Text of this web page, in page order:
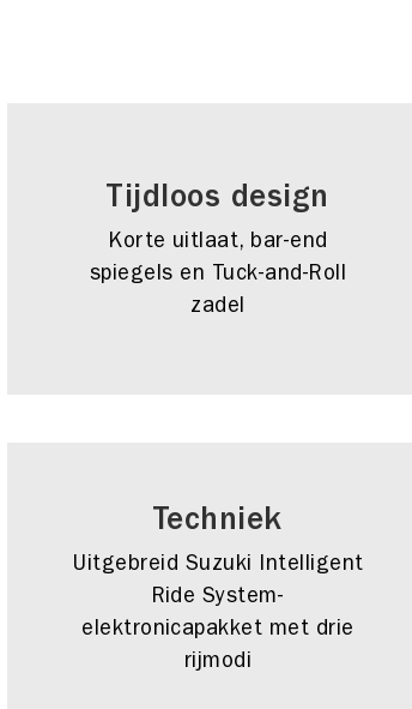
Tijdloos design
Korte uitlaat, bar-end
spiegels en Tuck-and-Roll
zadel
Techniek
Uitgebreid Suzuki Intelligent
Ride System-
elektronicapakket met drie
rijmodi